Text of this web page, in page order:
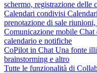
schermo, registrazione delle
Calendari condivisi
prenotazione di sale
Comunicazione mobile Chat
calendario e notifiche
CoPilot in Chat Una fonte
brainstorming e altro
Tutte le funzionalità di